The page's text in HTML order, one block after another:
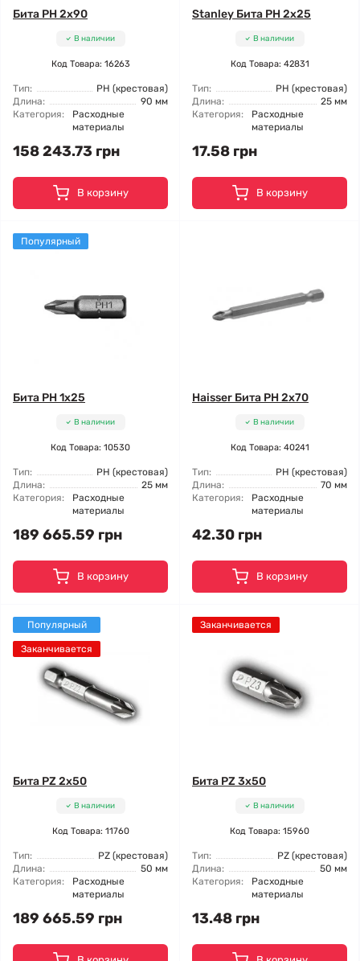
Бита PH 2x90
В наличии
Код Товара: 16263
Тип:
РН (крестовая)
Длина:
90 мм
Категория:
Расходные
материалы
158 243.73 грн
В корзину
Stanley Бита PH 2x25
В наличии
Код Товара: 42831
Тип:
РН (крестовая)
Длина:
25 мм
Категория:
Расходные
материалы
17.58 грн
В корзину
Популярный
Бита PH 1x25
В наличии
Код Товара: 10530
Тип:
РН (крестовая)
Длина:
25 мм
Категория:
Расходные
материалы
189 665.59 грн
В корзину
Haisser Бита PH 2x70
В наличии
Код Товара: 40241
Тип:
РН (крестовая)
Длина:
70 мм
Категория:
Расходные
материалы
42.30 грн
В корзину
Популярный
Заканчивается
Бита PZ 2x50
В наличии
Код Товара: 11760
Тип:
PZ (крестовая)
Длина:
50 мм
Категория:
Расходные
материалы
189 665.59 грн
Заканчивается
Бита PZ 3x50
В наличии
Код Товара: 15960
Тип:
PZ (крестовая)
Длина:
50 мм
Категория:
Расходные
материалы
13.48 грн